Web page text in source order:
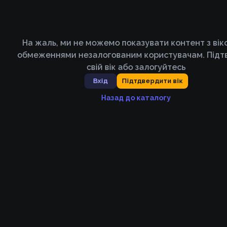
На жаль, ми не можемо показувати контент з
обмеженнями незалогованим користувачам.
свій вік або залогуйтесь
Вхід Підтдвердити вік
Назад до каталогу